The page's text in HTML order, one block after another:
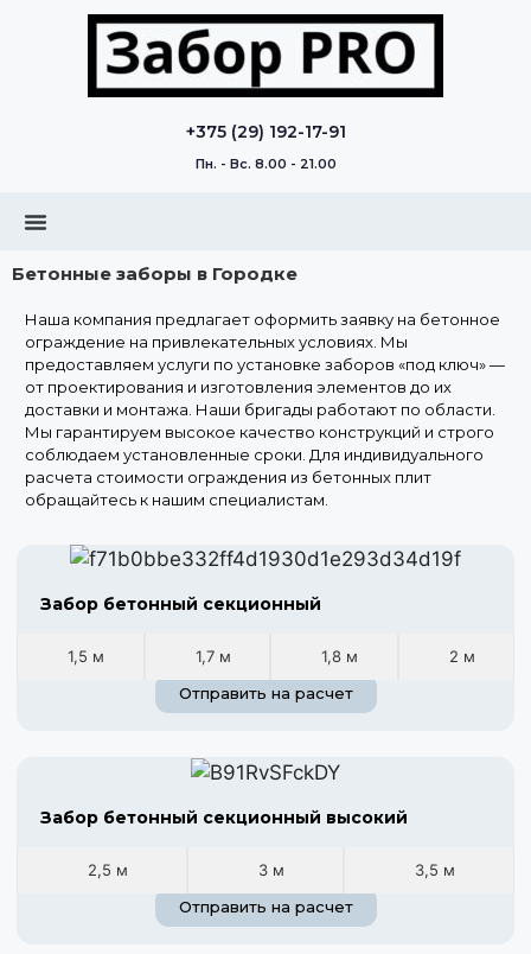
+375 (29) 192-17-91
Пн. - Вс. 8.00 - 21.00
Бетонные заборы в Городке
Наша компания предлагает оформить заявку на бетонное
ограждение на привлекательных условиях. Мы
предоставляем услуги по установке заборов «под ключ» —
от проектирования и изготовления элементов до их
доставки и монтажа. Наши бригады работают по области.
Мы гарантируем высокое качество конструкций и строго
соблюдаем установленные сроки. Для индивидуального
расчета стоимости ограждения из бетонных плит
обращайтесь к нашим специалистам.
Забор бетонный секционный
1,5 м 1,7 м 1,8 м
2 м
Отправить на расчет
Забор бетонный секционный высокий
2,5 м 3 м
3,5 м
Отправить на расчет